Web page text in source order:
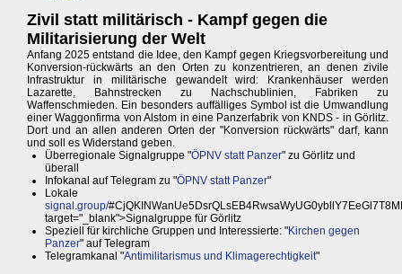
Zivil statt militärisch - Kampf gegen die
Militarisierung der Welt
Anfang 2025 entstand die Idee, den Kampf gegen Kriegsvorbereitung und
Konversion-rückwärts an den Orten zu konzentrieren, an denen zivile
Infrastruktur in militärische gewandelt wird: Krankenhäuser werden
Lazarette, Bahnstrecken zu Nachschublinien, Fabriken zu
Waffenschmieden. Ein besonders auffälliges Symbol ist die Umwandlung
einer Waggonfirma von Alstom in eine Panzerfabrik von KNDS - in Görlitz.
Dort und an allen anderen Orten der "Konversion rückwärts" darf, kann
und soll es Widerstand geben.
Überregionale Signalgruppe "ÖPNV statt Panzer" zu Görlitz und
überall
Infokanal auf Telegram zu "ÖPNV statt Panzer"
Lokale
signal.group/
target="_blank">Signalgruppe für Görlitz
Speziell für kirchliche Gruppen und Interessierte: "Kirchen gegen
Panzer" auf Telegram
Telegramkanal "Antimilitarismus und Klimagerechtigkeit"